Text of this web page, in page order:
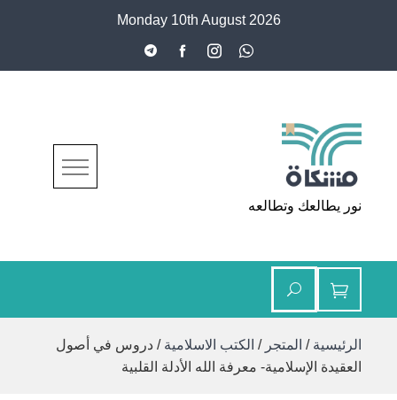
Monday 10th August 2026
مشكاة
نور يطالعك وتطالعه
الرئيسية / المتجر / الكتب الاسلامية / دروس في أصول
العقيدة الإسلامية- معرفة الله الأدلة القلبية